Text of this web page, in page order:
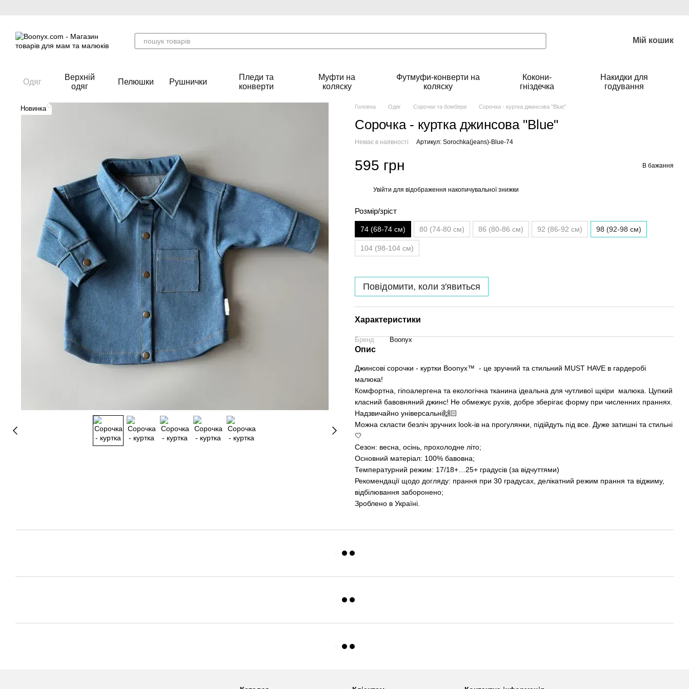
Мій кошик
Одяг
Верхній
одяг
Пелюшки Рушнички
Пледи та
конверти
Муфти на
коляску
Футмуфи-конверти на
коляску
Кокони-
гніздечка
Накидки для
годування
Новинка Головна Одяг Сорочки та бомбери Сорочка - куртка джинсова "Blue"
Сорочка - куртка джинсова "Blue"
Немає в наявності Артикул: Sorochka(jeans)-Blue-74
595 грн В бажання
Увійти для відображення накопичувальної знижки
Розмір/зріст
74 (68-74 см) 80 (74-80 см) 86 (80-86 см) 92 (86-92 см) 98 (92-98 см)
104 (98-104 см)
Повідомити, коли з'явиться
Характеристики
Бренд Boonyx
Опис
Джинсові сорочки - куртки Boonyx™ - це зручний та стильний MUST HAVE в гардеробі
малюка!
Комфортна, гіпоалергена та екологічна тканина ідеальна для чутливої щкіри малюка. Цупкий
класний бавовняний джинс! Не обмежує рухів, добре зберігає форму при численних праннях.
Надзвичайно універсальні🙌🏻
Можна скласти безліч зручних look-ів на прогулянки, підійдуть під все. Дуже затишні та стильні
🤍
Сезон: весна, осінь, прохолодне літо;
Основний матеріал: 100% бавовна;
Температурний режим: 17/18+…25+ градусів (за відчуттями)
Рекомендації щодо догляду: прання при 30 градусах, делікатний режим прання та віджиму,
відбілювання заборонено;
Зроблено в Україні.